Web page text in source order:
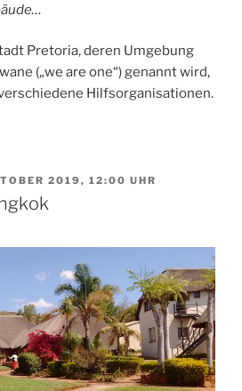
Pretoria, deren Umgebung
(„we are one“) genannt wird,
Hilfsorganisationen.
2019, 12:00 UHR